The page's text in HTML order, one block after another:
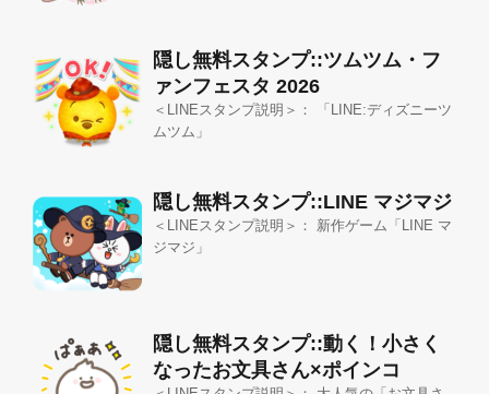
隠し無料スタンプ::ツムツム・フ
ァンフェスタ 2026
＜LINEスタンプ説明＞： 「LINE:ディズニーツ
ムツム」
隠し無料スタンプ::LINE マジマジ
＜LINEスタンプ説明＞： 新作ゲーム「LINE マ
ジマジ」
隠し無料スタンプ::動く！小さく
なったお文具さん×ポインコ